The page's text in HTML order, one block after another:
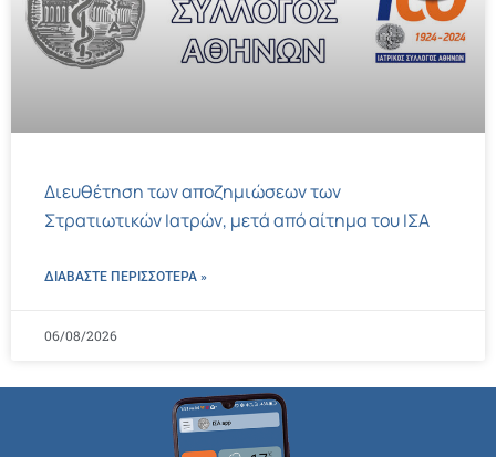
Διευθέτηση των αποζημιώσεων των
Στρατιωτικών Ιατρών, μετά από αίτημα του ΙΣΑ
ΔΙΑΒΑΣΤΕ ΠΕΡΙΣΣΌΤΕΡΑ »
06/08/2026